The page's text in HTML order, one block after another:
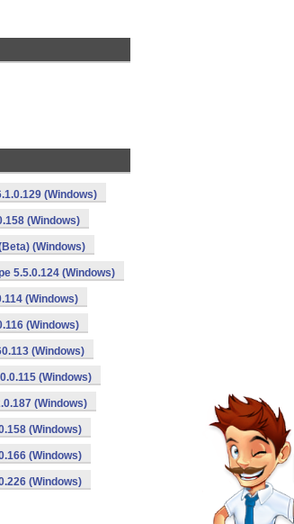
(Windows)
(Windows)
(Windows)
5.5.0.124 (Windows)
(Windows)
(Windows)
(Windows)
(Windows)
(Windows)
(Windows)
(Windows)
(Windows)